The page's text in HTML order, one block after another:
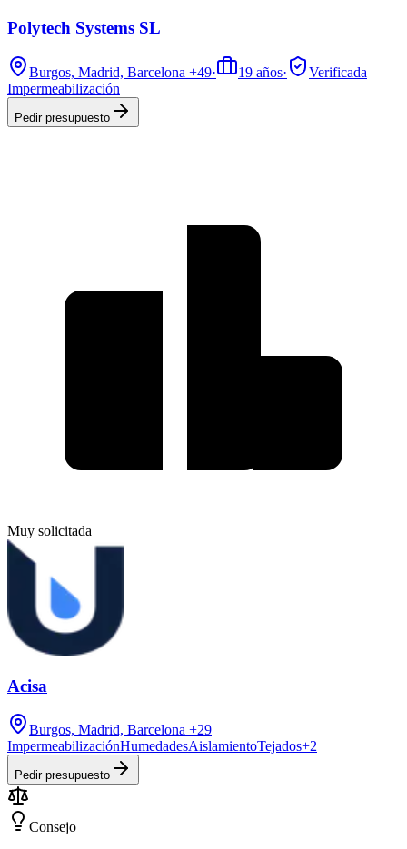
Polytech Systems SL
Burgos, Madrid, Barcelona +49· 19 años·
Verificada
Impermeabilización
Pedir presupuesto
Muy solicitada
Acisa
Burgos, Madrid, Barcelona +29
ImpermeabilizaciónHumedadesAislamientoTejados+2
Pedir presupuesto
Consejo